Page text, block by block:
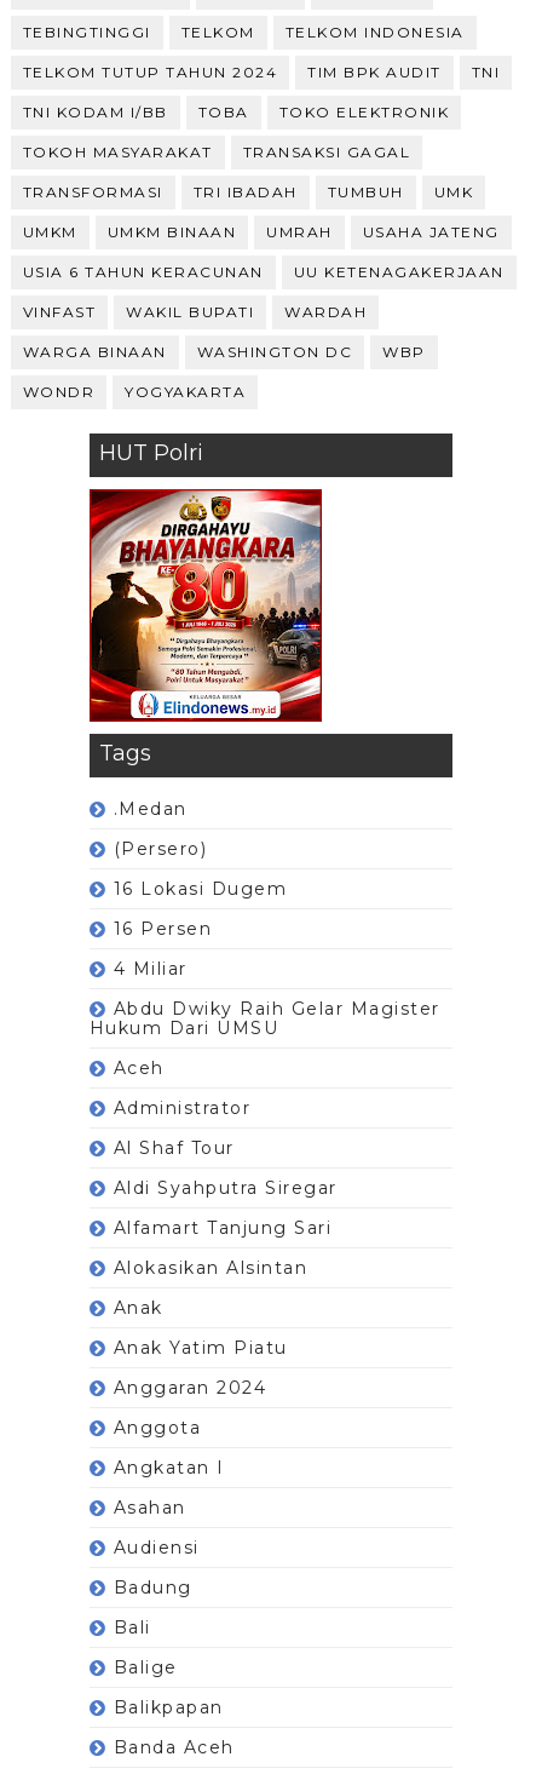
TEBINGTINGGI TELKOM TELKOM INDONESIA
TELKOM TUTUP TAHUN 2024 TIM BPK AUDIT TNI
TNI KODAM I/BB TOBA TOKO ELEKTRONIK
TOKOH MASYARAKAT TRANSAKSI GAGAL
TRANSFORMASI TRI IBADAH TUMBUH UMK
UMKM UMKM BINAAN UMRAH USAHA JATENG
USIA 6 TAHUN KERACUNAN UU KETENAGAKERJAAN
VINFAST WAKIL BUPATI WARDAH
WARGA BINAAN WASHINGTON DC WBP
WONDR YOGYAKARTA
HUT Polri
Tags
.Medan
(Persero)
16 Lokasi Dugem
16 Persen
4 Miliar
Abdu Dwiky Raih Gelar Magister
Hukum Dari UMSU
Aceh
Administrator
Al Shaf Tour
Aldi Syahputra Siregar
Alfamart Tanjung Sari
Alokasikan Alsintan
Anak
Anak Yatim Piatu
Anggaran 2024
Anggota
Angkatan I
Asahan
Audiensi
Badung
Bali
Balige
Balikpapan
Banda Aceh